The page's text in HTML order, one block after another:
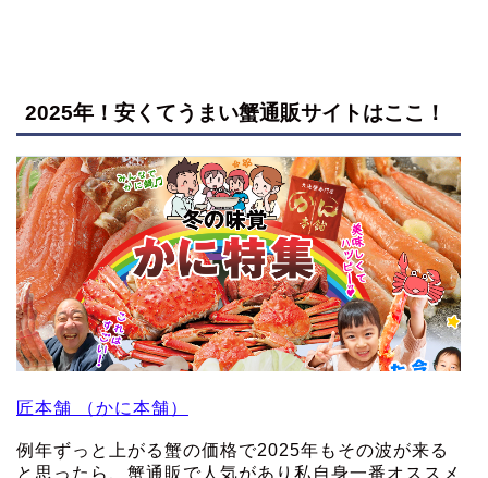
2025年！安くてうまい蟹通販サイトはここ！
匠本舗 （かに本舗）
例年ずっと上がる蟹の価格で2025年もその波が来る
と思ったら、蟹通販で人気があり私自身一番オススメ